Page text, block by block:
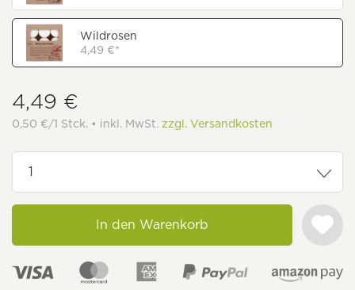
Wildrosen
4,49 €*
4,49 €
0,50 €/1 Stck. • inkl. MwSt. zzgl. Versandkosten
In den Warenkorb